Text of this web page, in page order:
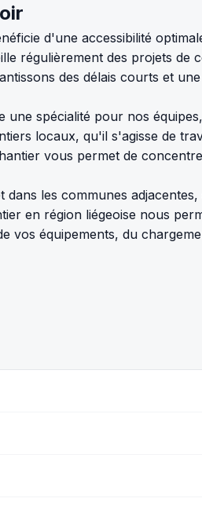
d'une accessibilité
régulièrement des projets de
des délais courts et
spécialité pour nos
locaux, qu'il s'agisse de
vous permet de
les communes
en région liégeoise nous
vos équipements, du